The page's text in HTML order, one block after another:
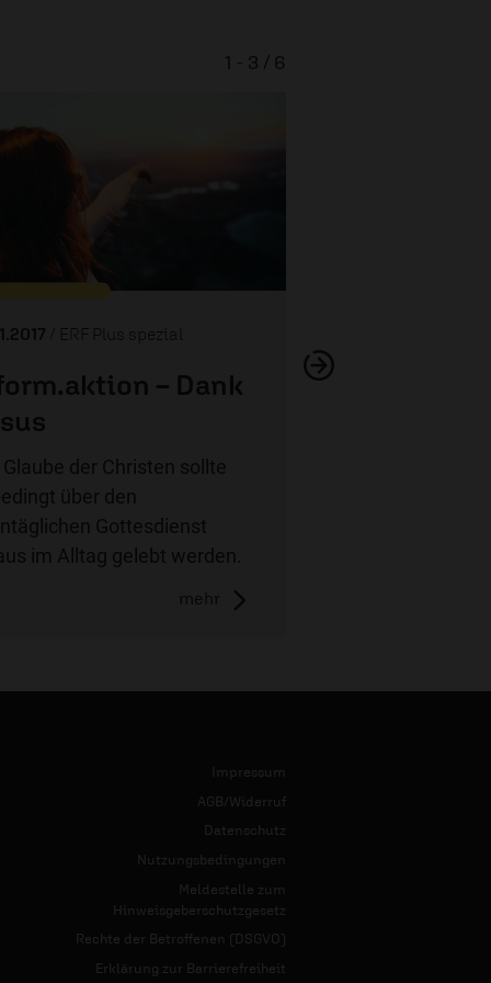
/ ERF Plus spezial
– Dank
Glaube der Christen sollte
über den
Gottesdienst
im Alltag gelebt werden.
mehr
1 - 3 / 6
Impressum
AGB/Widerruf
Datenschutz
Nutzungsbedingungen
Meldestelle zum
Hinweisgeberschutzgesetz
Rechte der Betroffenen (DSGVO)
Erklärung zur Barrierefreiheit